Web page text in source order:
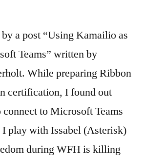
a post “Using Kamailio as
Teams” written by
While preparing Ribbon
certification, I found out
to Microsoft Teams
I play with Issabel (Asterisk)
during WFH is killing